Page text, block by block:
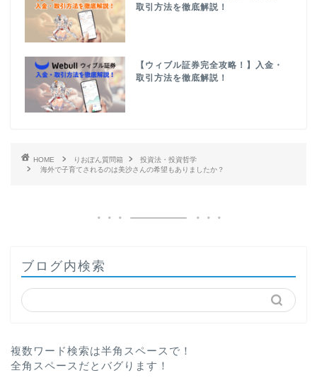
取引方法を徹底解説！
【ウィブル証券完全攻略！】入金・
取引方法を徹底解説！
HOME りおぽん質問箱
投資法・投資哲学
海外で子育てされるのは美沙さんの希望もありましたか？
ブログ内検索
複数ワード検索は半角スペースで！
全角スペースだとバグります！